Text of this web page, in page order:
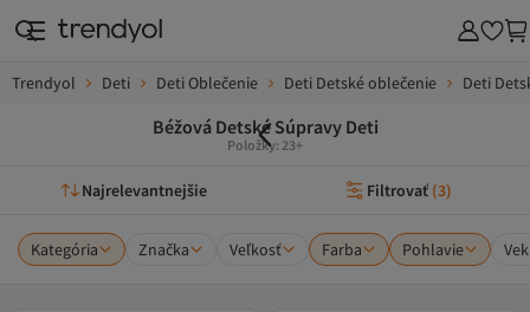
Trendyol Deti Deti Oblečenie Deti Detské oblečenie Deti
Béžová Detské Súpravy Deti
Položky: 23+
Najrelevantnejšie Filtrovať (3)
Kategória Značka Veľkosť Farba Pohlavie Vek